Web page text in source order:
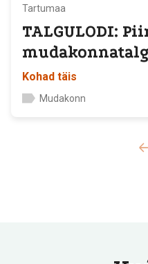
Tartumaa
TALGULODI:
Kohad täis
Mudakonn